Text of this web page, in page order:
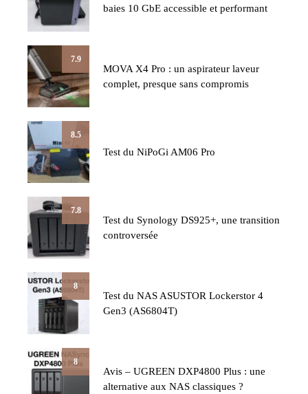
baies 10 GbE accessible et performant
7.9
MOVA X4 Pro : un aspirateur laveur
complet, presque sans compromis
8.5
Test du NiPoGi AM06 Pro
7.8
Test du Synology DS925+, une transition
controversée
8
Test du NAS ASUSTOR Lockerstor 4
Gen3 (AS6804T)
8
Avis – UGREEN DXP4800 Plus : une
alternative aux NAS classiques ?